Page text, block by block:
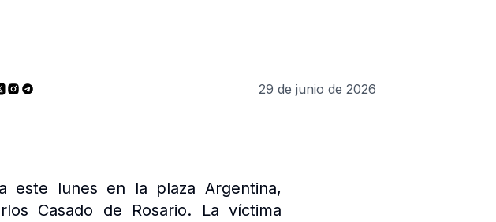
29 de junio de 2026
este lunes en la plaza Argentina,
Casado de Rosario. La víctima